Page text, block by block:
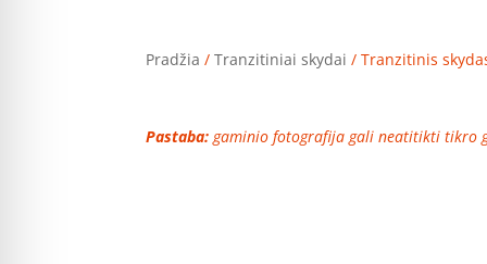
Pradžia /Tranzitiniai skydai / Tranzitinis
Pastaba: gaminio fotografija gali neatitikti tikro